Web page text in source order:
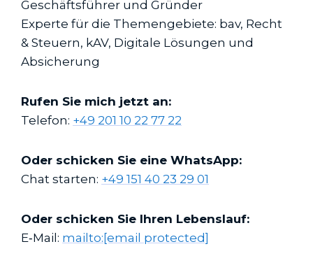
Geschäftsführer und Gründer
Experte für die Themengebiete: bav, Recht
& Steuern, kAV, Digitale Lösungen und
Absicherung
Rufen Sie mich jetzt an:
Telefon: +49 201 10 22 77 22
Oder schicken Sie eine WhatsApp:
Chat starten: +49 151 40 23 29 01
Oder schicken Sie Ihren Lebenslauf:
E‑Mail: mailto: [email protected]